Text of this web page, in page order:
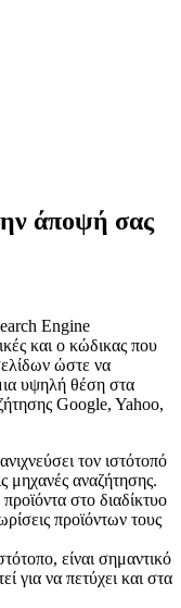
άποψή σας
Engine
και ο κώδικας που
ώστε να
υψηλή θέση στα
Google, Yahoo,
τον ιστότοπό
μηχανές αναζήτησης.
στο διαδίκτυο
προϊόντων τους
είναι σημαντικό
για να πετύχει και στα